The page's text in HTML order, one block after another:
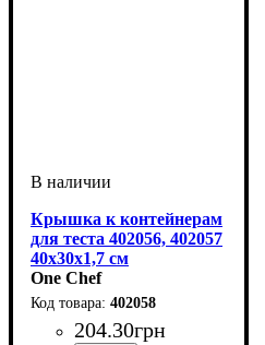
Крышка к контейнерам
для теста 402056, 402057
40х30х1,7 см
One Chef
402058
204.30грн